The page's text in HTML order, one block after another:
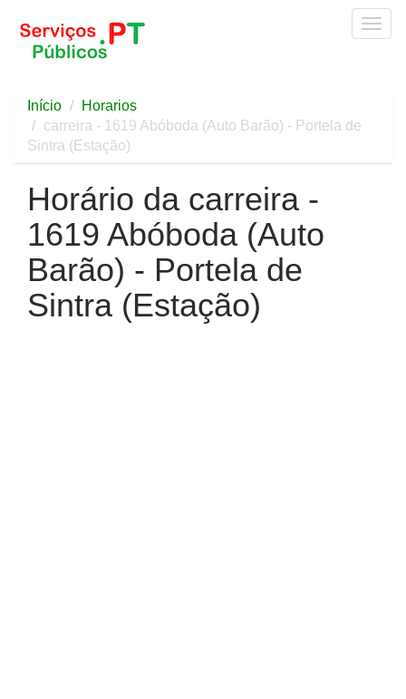
Início
Horarios
carreira - 1619 Abóboda (Auto Barão) - Portela de
Sintra (Estação)
Horário da carreira -
1619 Abóboda (Auto
Barão) - Portela de
Sintra (Estação)